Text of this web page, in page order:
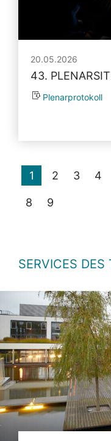
20.05.2026
43.
Plenarprotokoll
1 2 3 4
8 9
SERVICES DES